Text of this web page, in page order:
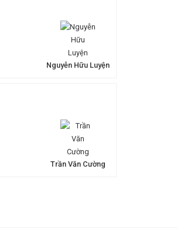
Nguyễn Hữu Luyện
Trần Văn Cường